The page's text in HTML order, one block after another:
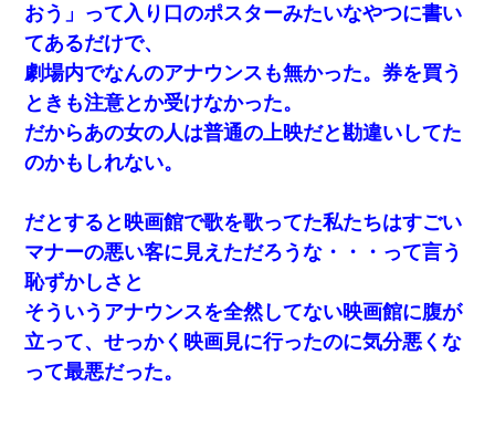
日航機墜落事故の「ここからは日本語で大丈夫ですよ〜」の絶望
感がヤバイ・・・
【唖然】帰宅したら旦那のスポーツカーが消えていた。警察『目
立つし、すぐ見つかるかもしれません』→ 数時間後・・警察『××
さんご存じですか？』
高1のとき男に襲われ、不妊の叔母に頼まれて出産。→叔母夫婦が
養子縁組してアメリカに子供を連れ帰った。→9・11で叔母夫婦が
亡くなってしまい…
小学生の妹が20代の弟とチューしてるのに、見て見ぬふりの親を
見てから実家を出た。それから15年、妹が弟の子を妊娠したらし
くもう堕胎できない月なんだと母から連絡がきた…｜生活｜ワロ
タあんてな
おう」って入り口のポスターみたいなやつに書い
てあるだけで、
劇場内でなんのアナウンスも無かった。券を買う
ときも注意とか受けなかった。
だからあの女の人は普通の上映だと勘違いしてた
のかもしれない。
だとすると映画館で歌を歌ってた私たちはすごい
マナーの悪い客に見えただろうな・・・って言う
恥ずかしさと
そういうアナウンスを全然してない映画館に腹が
立って、せっかく映画見に行ったのに気分悪くな
って最悪だった。